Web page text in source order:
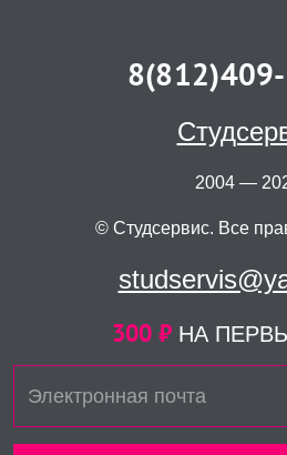
2004 —
© Студсервис. Все
300 ₽ НА